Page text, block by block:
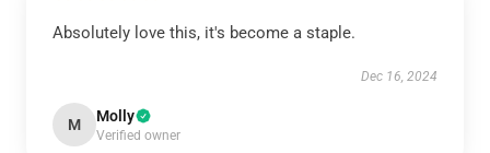
Absolutely love this, it's become a staple.
Dec 16, 2024
M Molly
Verified owner